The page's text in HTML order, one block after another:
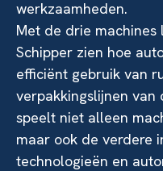
werkzaamheden.
Met de drie machines
Schipper zien hoe
efficiënt gebruik van
verpakkingslijnen van
speelt niet alleen
maar ook de verdere
technologieën en